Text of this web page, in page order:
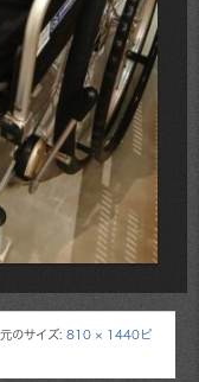
元のサイズ: 810 × 1440ピ